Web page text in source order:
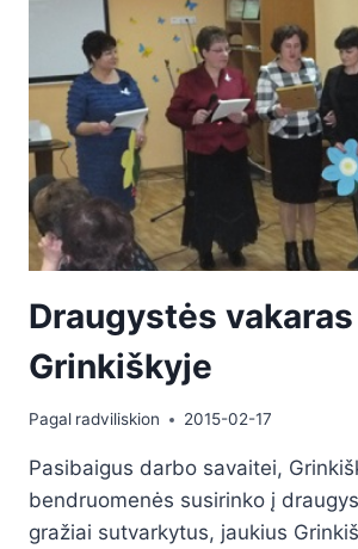
Draugystės vakaras
Grinkiškyje
Pagal radviliskion 2015-02-17
Pasibaigus darbo savaitei,
bendruomenės susirinko į
gražiai sutvarkytus, jaukius